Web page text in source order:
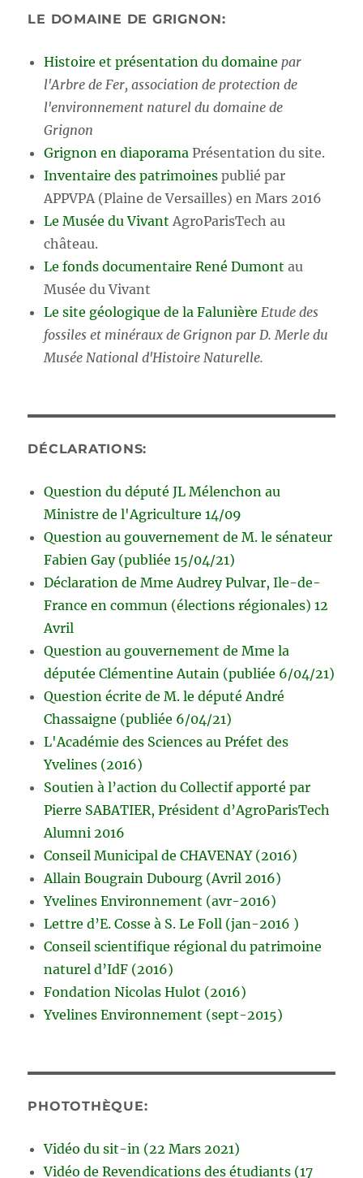
LE DOMAINE DE GRIGNON:
Histoire et présentation du domaine par
l'Arbre de Fer, association de protection de
l'environnement naturel du domaine de
Grignon
Grignon en diaporama Présentation du site.
Inventaire des patrimoines publié par
APPVPA (Plaine de Versailles) en Mars 2016
Le Musée du Vivant AgroParisTech au
château.
Le fonds documentaire René Dumont au
Musée du Vivant
Le site géologique de la Falunière Etude des
fossiles et minéraux de Grignon par D. Merle du
Musée National d'Histoire Naturelle.
DÉCLARATIONS:
Question du député JL Mélenchon au
Ministre de l'Agriculture 14/09
Question au gouvernement de M. le sénateur
Fabien Gay (publiée 15/04/21)
Déclaration de Mme Audrey Pulvar, Ile-de-
France en commun (élections régionales) 12
Avril
Question au gouvernement de Mme la
députée Clémentine Autain (publiée 6/04/21)
Question écrite de M. le député André
Chassaigne (publiée 6/04/21)
L'Académie des Sciences au Préfet des
Yvelines (2016)
Soutien à l’action du Collectif apporté par
Pierre SABATIER, Président d’AgroParisTech
Alumni 2016
Conseil Municipal de CHAVENAY (2016)
Allain Bougrain Dubourg (Avril 2016)
Yvelines Environnement (avr-2016)
Lettre d’E. Cosse à S. Le Foll (jan-2016 )
Conseil scientifique régional du patrimoine
naturel d’IdF (2016)
Fondation Nicolas Hulot (2016)
Yvelines Environnement (sept-2015)
PHOTOTHÈQUE:
Vidéo du sit-in (22 Mars 2021)
Vidéo de Revendications des étudiants (17